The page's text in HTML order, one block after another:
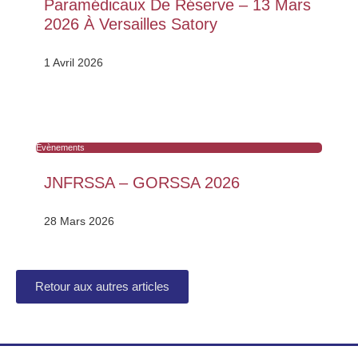
Paramédicaux De Réserve – 13 Mars
2026 À Versailles Satory
1 Avril 2026
Évènements
JNFRSSA – GORSSA 2026
28 Mars 2026
Retour aux autres articles